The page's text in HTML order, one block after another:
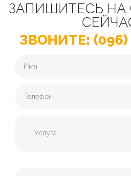
ЗАПИШИТЕСЬ НА
ЗВОНИТЕ: (096)